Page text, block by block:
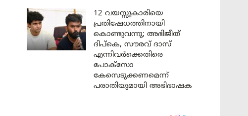
12 വയസ്സുകാരിയെ
പ്രതിഷേധത്തിനായി
കൊണ്ടുവന്നു; അഭിജീത്
ദിപ്കെ, സൗരവ് ദാസ്
എന്നിവർക്കെതിരെ
പോക്സോ
കേസെടുക്കണമെന്ന്
പരാതിയുമായി അഭിഭാഷക